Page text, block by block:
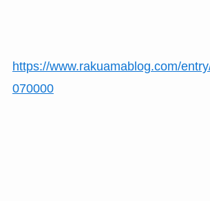
https://www.rakuamablog.com/
070000